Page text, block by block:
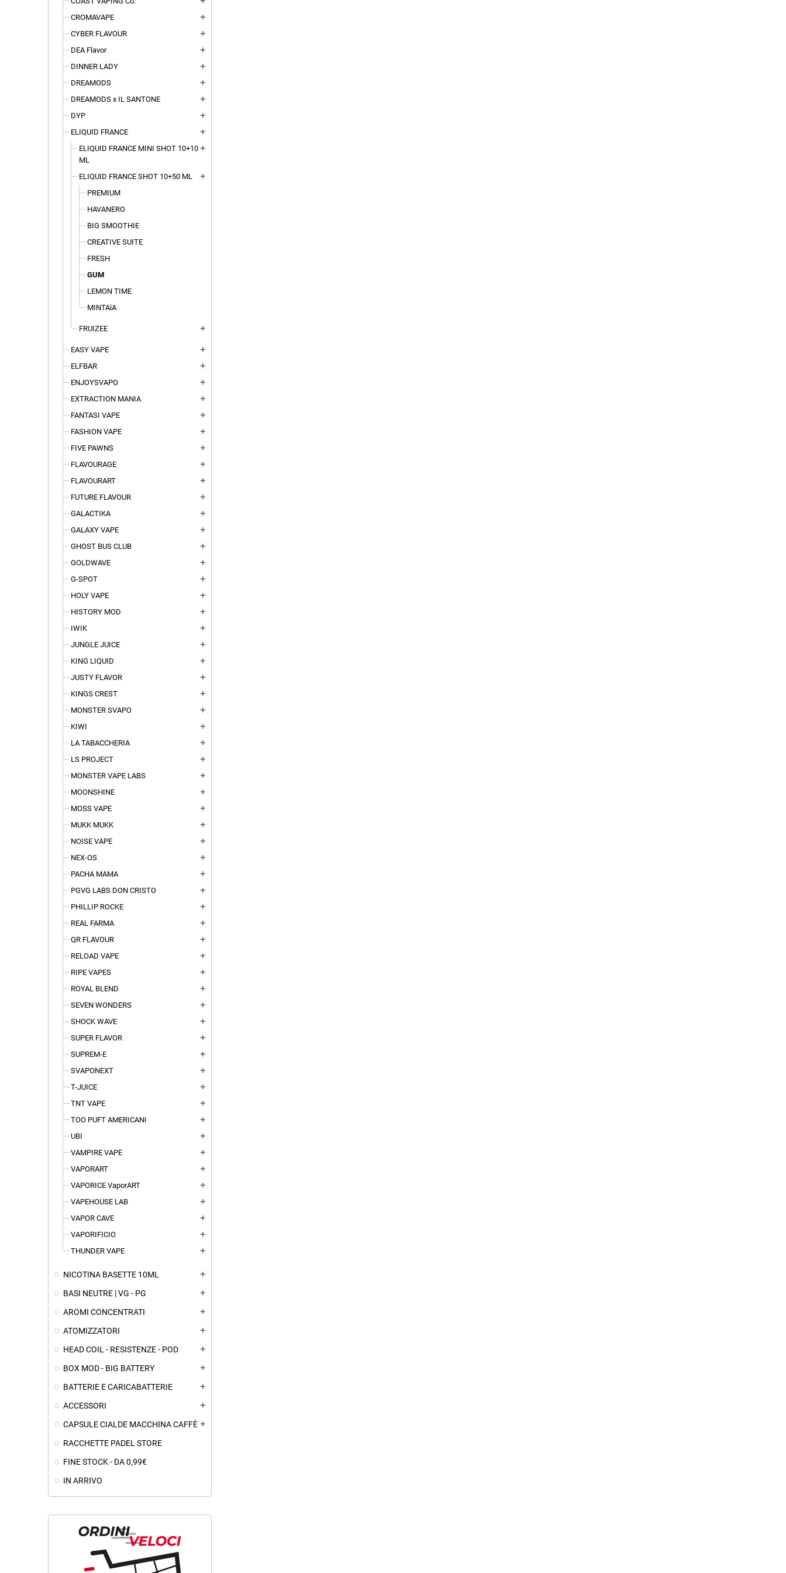
CROMAVAPE add
CYBER FLAVOUR add
DEA Flavor add
DINNER LADY add
DREAMODS add
DREAMODS x IL SANTONE add
DYP add
ELIQUID FRANCE add
ELIQUID FRANCE MINI SHOT 10+10
ML
add
ELIQUID FRANCE SHOT 10+50 ML add
PREMIUM
HAVANERO
BIG SMOOTHIE
CREATIVE SUITE
FRESH
GUM
LEMON TIME
MINTAïA
FRUIZEE add
EASY VAPE add
ELFBAR add
ENJOYSVAPO add
EXTRACTION MANIA add
FANTASI VAPE add
FASHION VAPE add
FIVE PAWNS add
FLAVOURAGE add
FLAVOURART add
FUTURE FLAVOUR add
GALACTIKA add
GALAXY VAPE add
GHOST BUS CLUB add
GOLDWAVE add
G-SPOT add
HOLY VAPE add
HISTORY MOD add
IWIK add
JUNGLE JUICE add
KING LIQUID add
JUSTY FLAVOR add
KINGS CREST add
MONSTER SVAPO add
KIWI add
LA TABACCHERIA add
LS PROJECT add
MONSTER VAPE LABS add
MOONSHINE add
MOSS VAPE add
MUKK MUKK add
NOISE VAPE add
NEX-OS add
PACHA MAMA add
PGVG LABS DON CRISTO add
PHILLIP ROCKE add
REAL FARMA add
QR FLAVOUR add
RELOAD VAPE add
RIPE VAPES add
ROYAL BLEND add
SEVEN WONDERS add
SHOCK WAVE add
SUPER FLAVOR add
SUPREM-E add
SVAPONEXT add
T-JUICE add
TNT VAPE add
TOO PUFT AMERICANI add
UBI add
VAMPIRE VAPE add
VAPORART add
VAPORICE VaporART add
VAPEHOUSE LAB add
VAPOR CAVE add
VAPORIFICIO add
THUNDER VAPE add
NICOTINA BASETTE 10ML add
BASI NEUTRE | VG - PG add
AROMI CONCENTRATI add
ATOMIZZATORI add
HEAD COIL - RESISTENZE - POD add
BOX MOD - BIG BATTERY add
BATTERIE E CARICABATTERIE add
ACCESSORI add
CAPSULE CIALDE MACCHINA CAFFÈ add
RACCHETTE PADEL STORE
FINE STOCK - DA 0,99€
IN ARRIVO